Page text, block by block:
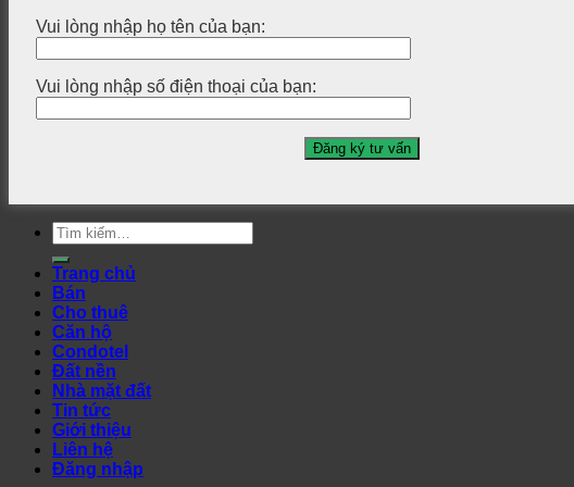
Vui lòng nhập họ tên của bạn:
Vui lòng nhập số điện thoại của bạn:
Tìm
kiếm:
Trang chủ
Bán
Cho thuê
Căn hộ
Condotel
Đất nền
Nhà mặt đất
Tin tức
Giới thiệu
Liên hệ
Đăng nhập